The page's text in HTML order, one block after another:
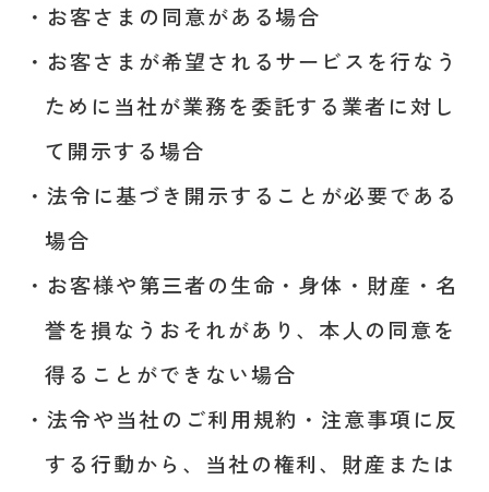
お客さまの同意がある場合
お客さまが希望されるサービスを行なう
ために当社が業務を委託する業者に対し
て開示する場合
法令に基づき開示することが必要である
場合
お客様や第三者の生命・身体・財産・名
誉を損なうおそれがあり、本人の同意を
得ることができない場合
法令や当社のご利用規約・注意事項に反
する行動から、当社の権利、財産または